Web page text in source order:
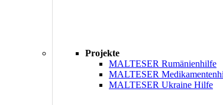
Projekte
MALTESER Rumänienhilfe
MALTESER
MALTESER Ukraine Hilfe